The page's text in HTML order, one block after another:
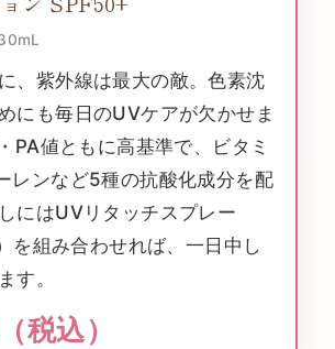
、紫外線は最大の敵。色素沈
にも毎日のUVケアが欠かせま
PA値ともに高基準で、ビタミ
レンなど5種の抗酸化成分を配
にはUVリタッチスプレー
を組み合わせれば、一日中し
す。
税込）